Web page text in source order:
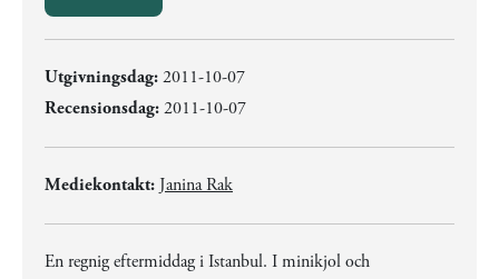
Utgivningsdag:2011-10-07
Recensionsdag:2011-10-07
Mediekontakt: Janina Rak
En regnig eftermiddag i Istanbul. I minikjol och